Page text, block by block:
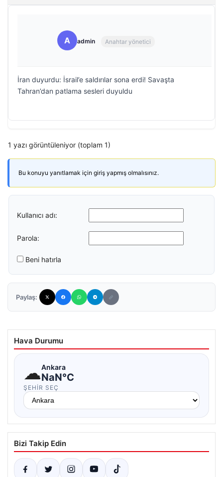
A admin Anahtar yönetici
İran duyurdu: İsrail’e saldırılar sona erdi! Savaşta
Tahran’dan patlama sesleri duyuldu
1 yazı görüntüleniyor (toplam 1)
Bu konuyu yanıtlamak için giriş yapmış olmalısınız.
Kullanıcı adı:
Parola:
Beni hatırla
Paylaş:
Hava Durumu
☁Ankara
NaN°C
ŞEHIR SEÇ
Bizi Takip Edin